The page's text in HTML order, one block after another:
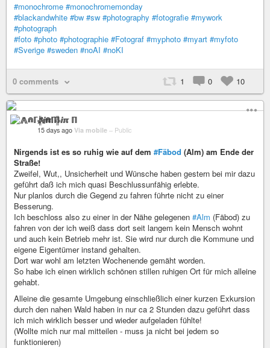
#monochrome #monochromemonday
#blackandwhite #bw #sw #photography #fotografie #mywork
#photograph
#foto #photo #photographie #Fotograf #myphoto #myart #myfoto
#Sverige #sweden #noAI #noKI
0 comments 1 0 10
⨇⋒ℾ╬ⅈℼ ℿ
15 days ago Via mobile – Public
Nirgends ist es so ruhig wie auf dem #Fäbod (Alm) am Ende der
Straße!
Zweifel, Wut,, Unsicherheit und Wünsche haben gestern bei mir dazu
geführt daß ich mich quasi Beschlussunfähig erlebte.
Nur planlos durch die Gegend zu fahren führte nicht zu einer
Besserung.
Ich beschloss also zu einer in der Nähe gelegenen #Alm (Fäbod) zu
fahren von der ich weiß dass dort seit langem kein Mensch wohnt
und auch kein Betrieb mehr ist. Sie wird nur durch die Kommune und
eigene Eigentümer instand gehalten.
Dort war wohl am letzten Wochenende gemäht worden.
So habe ich einen wirklich schönen stillen ruhigen Ort für mich alleine
gehabt.
Alleine die gesamte Umgebung einschließlich einer kurzen Exkursion
durch den nahen Wald haben in nur ca 2 Stunden dazu geführt dass
ich mich wirklich besser und wieder aufgeladen fühlte!
(Wollte mich nur mal mitteilen - muss ja nicht bei jedem so
funktionieren)